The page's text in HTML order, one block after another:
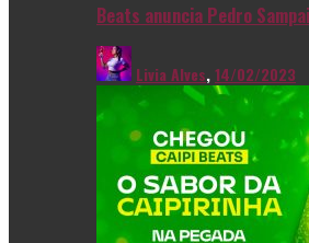
Beats anuncia Pedro
Livia Alves,14/02/2023